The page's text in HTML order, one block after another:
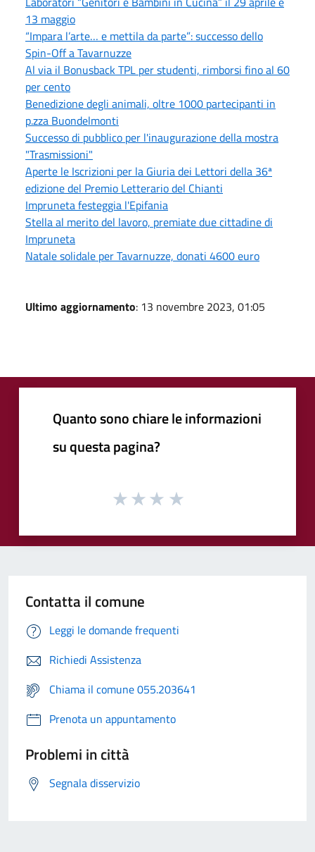
13 maggio
“Impara l’arte… e mettila da parte”: successo dello
Spin-Off a Tavarnuzze
Al via il Bonusback TPL per studenti, rimborsi fino al 60
per cento
Benedizione degli animali, oltre 1000 partecipanti in
p.zza Buondelmonti
Successo di pubblico per l'inaugurazione della mostra
"Trasmissioni"
Aperte le Iscrizioni per la Giuria dei Lettori della 36ª
edizione del Premio Letterario del Chianti
Impruneta festeggia l'Epifania
Stella al merito del lavoro, premiate due cittadine di
Impruneta
Natale solidale per Tavarnuzze, donati 4600 euro
Ultimo aggiornamento: 13 novembre 2023, 01:05
Quanto sono chiare le informazioni
su questa pagina?
Contatta il comune
Leggi le domande frequenti
Richiedi Assistenza
Chiama il comune 055.203641
Prenota un appuntamento
Problemi in città
Segnala disservizio